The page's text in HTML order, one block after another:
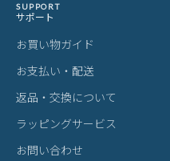
SUPPORT
サポート
お買い物ガイド
お支払い・配送
返品・交換について
ラッピングサービス
お問い合わせ